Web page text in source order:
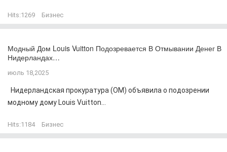
Hits:1269 Бизнес
Модный Дом Louis Vuitton Подозревается В Отмывании Денег В
Нидерландах…
июль 18,2025
Нидерландская прокуратура (OM) объявила о подозрении
модному дому Louis Vuitton...
Hits:1184 Бизнес